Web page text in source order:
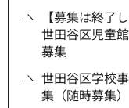
【募集は終了
世田谷区児童
募集
世田谷区学校
集（随時募集）